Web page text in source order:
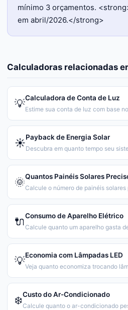
mínimo 3 orçamentos.
em abril/2026.</strong>
Calculadoras relacionadas
💡Calculadora de Conta de Luz
Estime sua conta de luz com base
☀️Payback de Energia Solar
Descubra em quanto tempo seu
🌞Quantos Painéis Solares
Calcule o número de painéis
🔌Consumo de Aparelho Elétrico
Calcule quanto um aparelho gasta
💡Economia com Lâmpadas LED
❄️Custo do Ar-Condicionado
Calcule quanto o ar-condicionado